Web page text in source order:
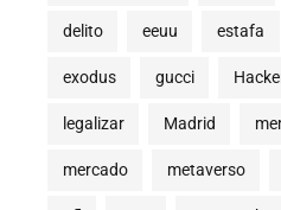
delito eeuu estafa
exodus gucci
legalizar Madrid
mercado metaverso